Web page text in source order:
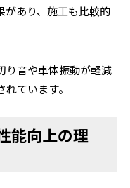
があり、施工も比較的
り音や車体振動が軽減
ています。
能向上の理